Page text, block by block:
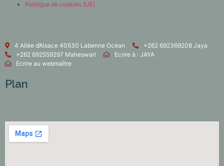
Politique de cookies (UE)
4 Allée d’Alsace 40530 Labenne Océan
+262 692369208 Jaya
+262 692559297 Maheswari
Ecrire à : JAYA
Ecrire au webmaître
Plan